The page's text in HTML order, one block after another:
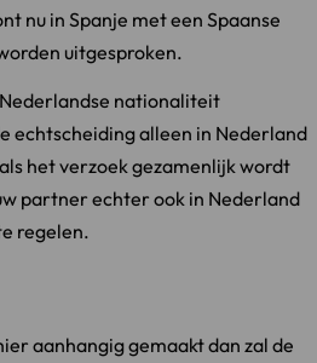
nu in Spanje met een Spaanse
uitgesproken.
nationaliteit
echtscheiding alleen in Nederland
het verzoek gezamenlijk wordt
partner echter ook in Nederland
regelen.
aanhangig gemaakt dan zal de